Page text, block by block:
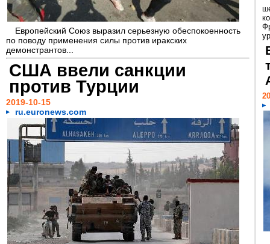
Европейский Союз выразил серьезную обеспокоенность
по поводу применения силы против иракских
демонстрантов...
США ввели санкции
против Турции
2019-10-15
ru.euronews.com